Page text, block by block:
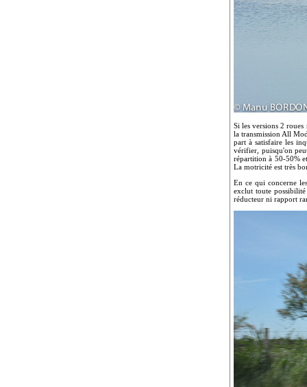
Si les versions 2
la transmission All
part à satisfaire les
vérifier, puisqu'on
répartition à 50-50%
La motricité est très
En ce qui concerne
exclut toute
réducteur ni rapport